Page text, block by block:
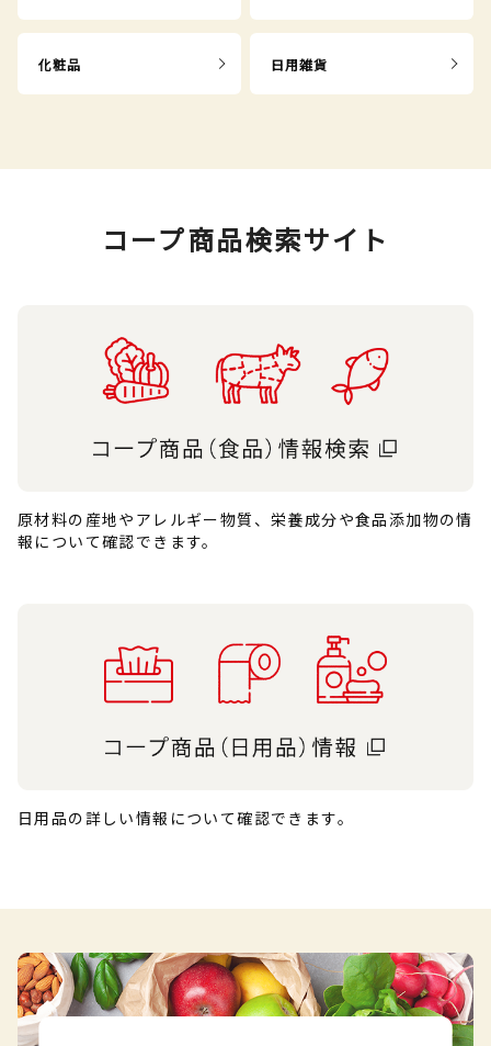
化粧品 日用雑貨
コープ商品検索サイト
原材料の産地やアレルギー物質、栄養成分や食品添加物の情
報について確認できます。
日用品の詳しい情報について確認できます。